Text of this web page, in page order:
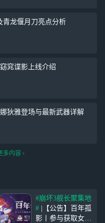
青龙偃月刀亮点分析
窕谍影上线介绍
狄雅登场与最新武器详解
多内容
#崩坏3舰长聚集地
# |【公告】百年孤
影丨参与获取女武